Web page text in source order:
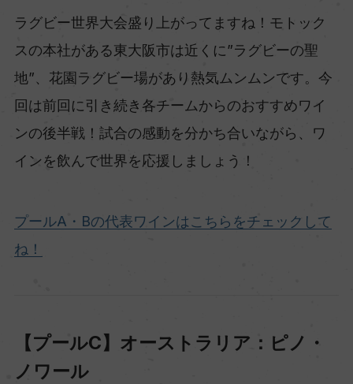
ラグビー世界大会盛り上がってますね！モトック
スの本社がある東大阪市は近くに”ラグビーの聖
地”、花園ラグビー場があり熱気ムンムンです。今
回は前回に引き続き各チームからのおすすめワイ
ンの後半戦！試合の感動を分かち合いながら、ワ
インを飲んで世界を応援しましょう！
プールA・Bの代表ワインはこちらをチェックして
ね！
【プールC】オーストラリア：ピノ・
ノワール